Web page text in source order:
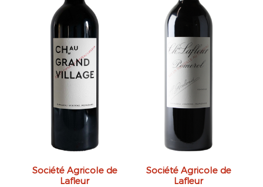
Société Agricole de
Lafleur
Société Agricole de
Lafleur